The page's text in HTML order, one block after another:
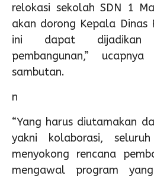
relokasi sekolah SDN 1
akan dorong Kepala Dinas
ini dapat dijadikan
pembangunan,”
sambutan.
n
“Yang harus diutamakan
yakni kolaborasi,
menyokong rencana
mengawal program